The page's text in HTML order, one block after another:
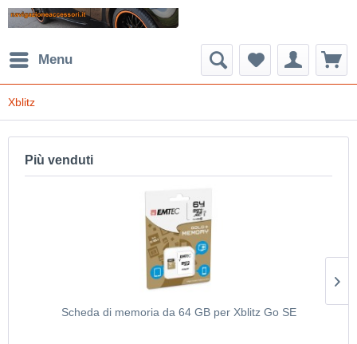
Menu
Xblitz
Più venduti
Scheda di memoria da 64 GB per Xblitz Go SE